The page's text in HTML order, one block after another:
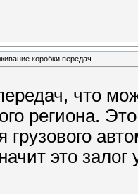
коробки передач
что
региона.
грузового
это